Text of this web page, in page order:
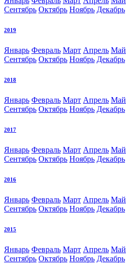
Сентябрь Октябрь Ноябрь Декабрь
2019
Январь Февраль Март Апрель Май
Сентябрь Октябрь Ноябрь Декабрь
2018
Январь Февраль Март Апрель Май
Сентябрь Октябрь Ноябрь Декабрь
2017
Январь Февраль Март Апрель Май
Сентябрь Октябрь Ноябрь Декабрь
2016
Январь Февраль Март Апрель Май
Сентябрь Октябрь Ноябрь Декабрь
2015
Январь Февраль Март Апрель Май
Сентябрь Октябрь Ноябрь Декабрь